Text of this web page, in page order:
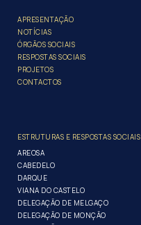
APRESENTAÇÃO
NOTÍCIAS
ÓRGÃOS SOCIAIS
RESPOSTAS SOCIAIS
PROJETOS
CONTACTOS
ESTRUTURAS E RESPOSTAS SOCIAIS
AREOSA
CABEDELO
DARQUE
VIANA DO CASTELO
DELEGAÇÃO DE MELGAÇO
DELEGAÇÃO DE MONÇÃO